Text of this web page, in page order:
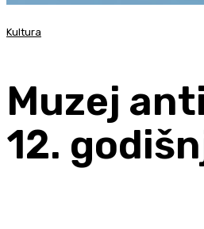
Kultura
Muzej
12.